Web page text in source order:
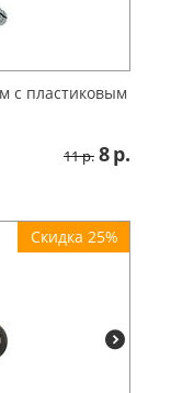
с пластиковым
11р. 8р.
Скидка 25%